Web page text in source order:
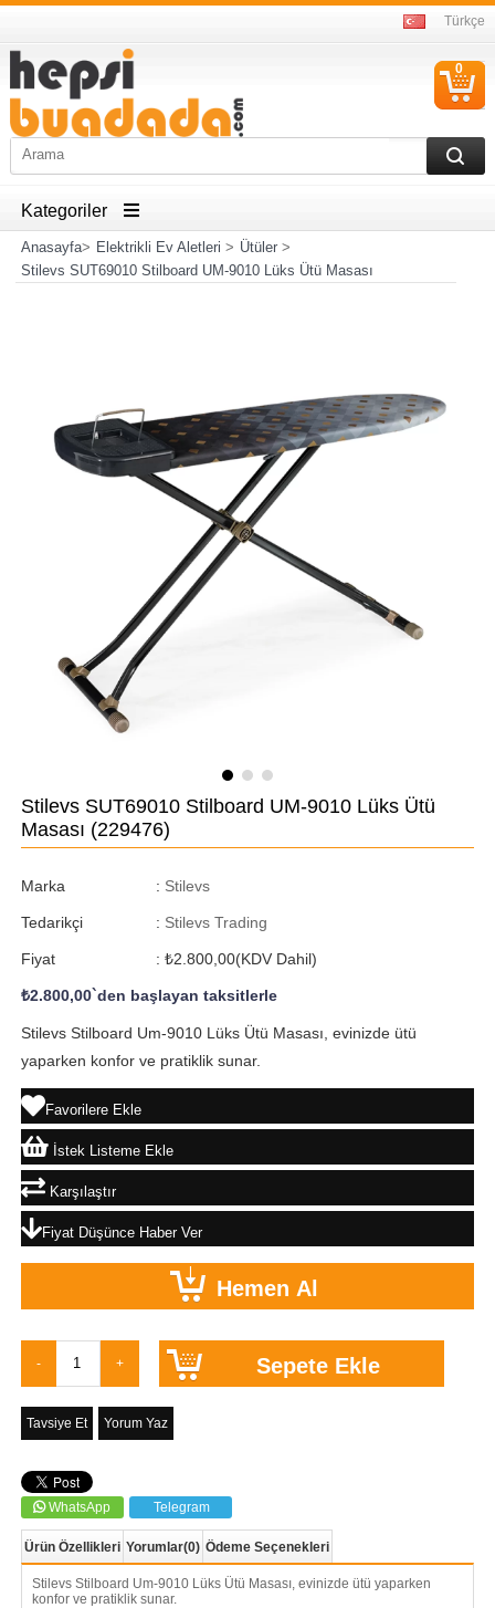
Türkçe
0
Kategoriler
Anasayfa> Elektrikli Ev Aletleri > Ütüler>
Stilevs SUT69010 Stilboard UM-9010 Lüks Ütü Masası
Stilevs SUT69010 Stilboard UM-9010 Lüks Ütü
Masası (229476)
Marka : Stilevs
Tedarikçi : Stilevs Trading
Fiyat : ₺2.800,00(KDV Dahil)
₺2.800,00`den başlayan taksitlerle
Stilevs Stilboard Um-9010 Lüks Ütü Masası, evinizde ütü
yaparken konfor ve pratiklik sunar.
Favorilere Ekle
İstek Listeme Ekle
Karşılaştır
Fiyat Düşünce Haber Ver
Tavsiye Et Yorum Yaz
WhatsApp Telegram
Ürün Özellikleri Yorumlar(0) Ödeme Seçenekleri
Stilevs Stilboard Um-9010 Lüks Ütü Masası, evinizde ütü yaparken
konfor ve pratiklik sunar.